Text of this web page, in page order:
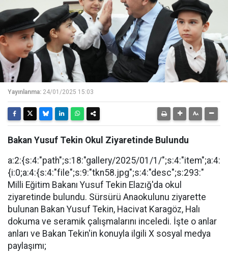
Yayınlanma: 24/01/2025 15:03
Bakan Yusuf Tekin Okul Ziyaretinde Bulundu
a:2:{s:4:"path";s:18:"gallery/2025/01/1/";s:4:"item";a:4:
{i:0;a:4:{s:4:"file";s:9:"tkn58.jpg";s:4:"desc";s:293:"
Milli Eğitim Bakanı Yusuf Tekin Elazığ'da okul
ziyaretinde bulundu. Sürsürü Anaokulunu ziyarette
bulunan Bakan Yusuf Tekin, Hacivat Karagöz, Halı
dokuma ve seramik çalışmalarını inceledi. İşte o anlar
anları ve Bakan Tekin'in konuyla ilgili X sosyal medya
paylaşımı;